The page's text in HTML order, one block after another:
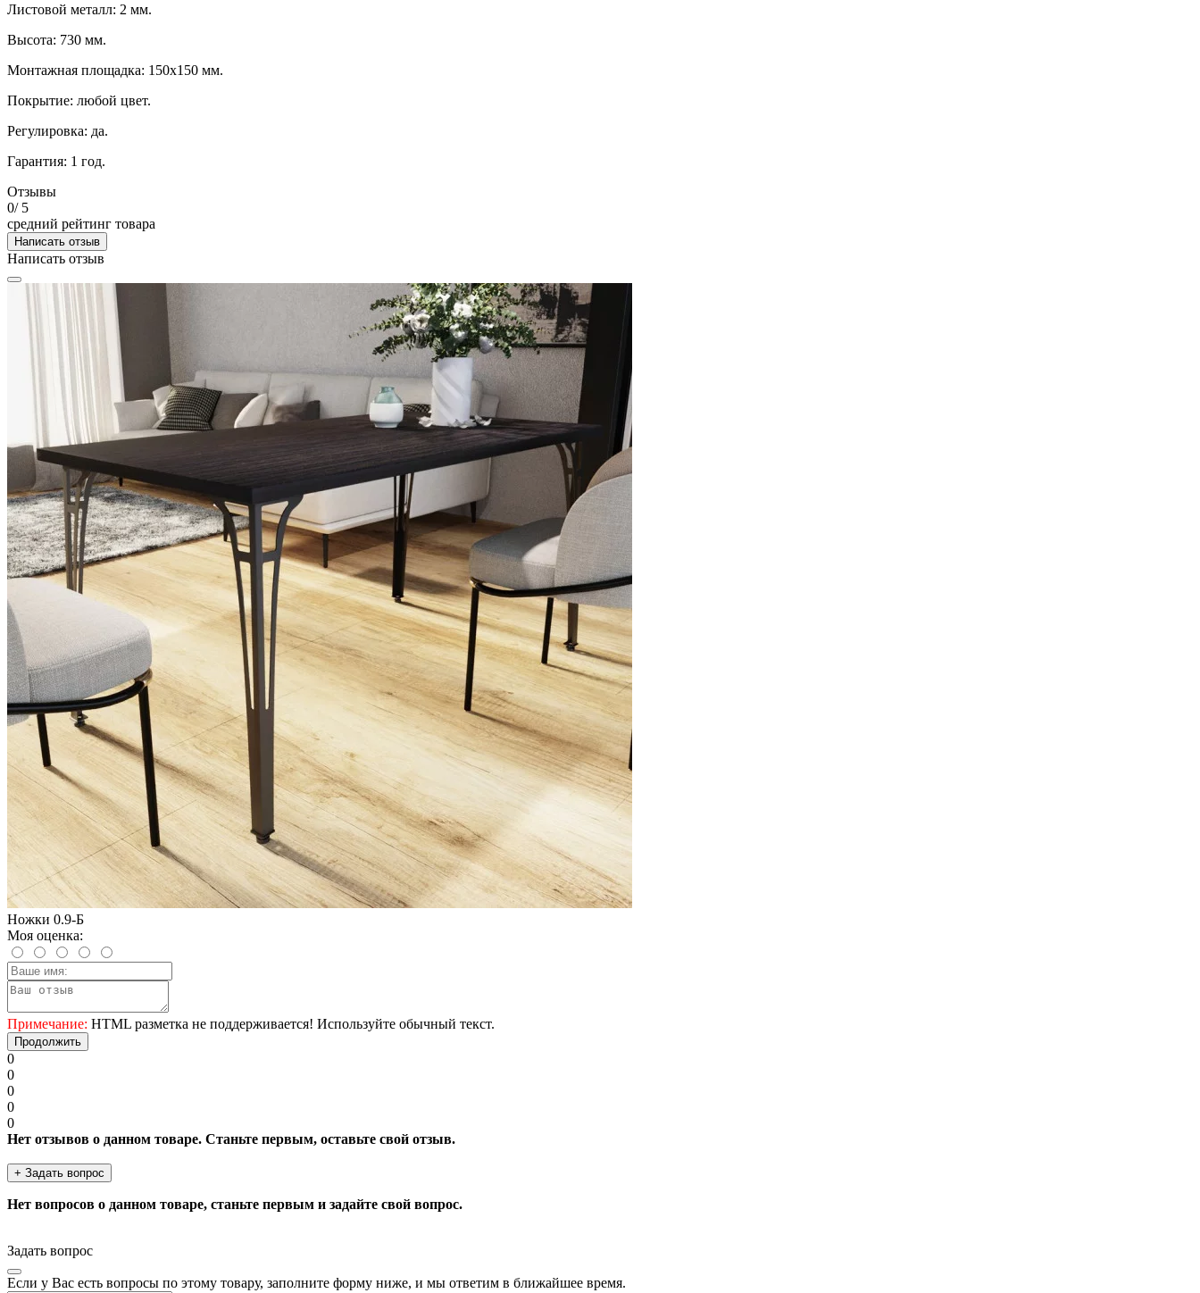
Листовой металл: 2 мм.
Высота: 730 мм.
Монтажная площадка: 150х150 мм.
Покрытие: любой цвет.
Регулировка: да.
Гарантия: 1 год.
Отзывы
0/ 5
средний рейтинг товара
Написать отзыв
Написать отзыв
Ножки 0.9-Б
Моя оценка:
Примечание: HTML разметка не поддерживается! Используйте обычный текст.
Продолжить
0
0
0
0
0
Нет отзывов о данном товаре. Станьте первым, оставьте свой отзыв.
+ Задать вопрос
Нет вопросов о данном товаре, станьте первым и задайте свой вопрос.
Задать вопрос
Если у Вас есть вопросы по этому товару, заполните форму ниже, и мы ответим в ближайшее время.